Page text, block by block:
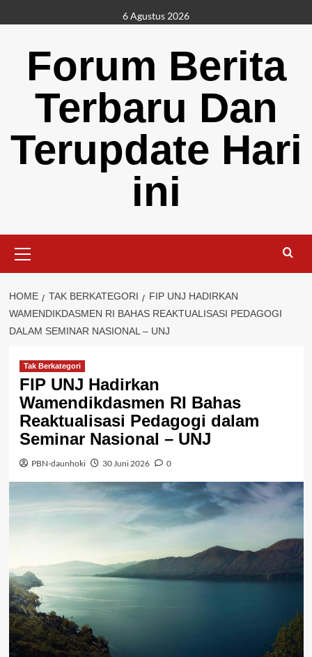
to
6 Agustus 2026
Forum Berita
Terbaru Dan
Terupdate Hari
ini
Menu
HOME TAK BERKATEGORI
FIP UNJ HADIRKAN
WAMENDIKDASMEN RI BAHAS REAKTUALISASI PEDAGOGI
DALAM SEMINAR NASIONAL – UNJ
Tak Berkategori
FIP UNJ Hadirkan
Wamendikdasmen RI Bahas
Reaktualisasi Pedagogi dalam
Seminar Nasional – UNJ
PBN-daunhoki 30 Juni 2026 0